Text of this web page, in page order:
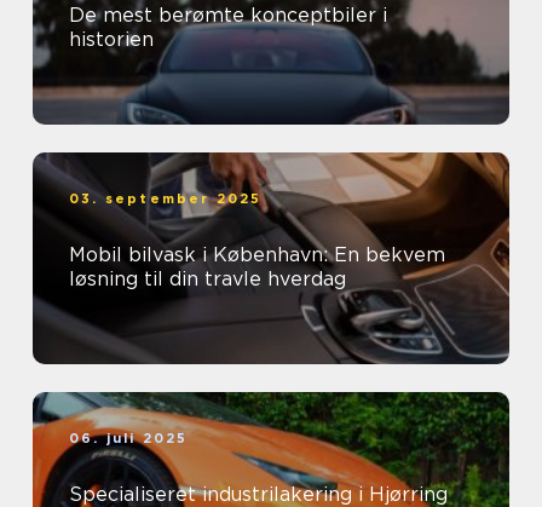
De mest berømte konceptbiler i
historien
03. september 2025
Mobil bilvask i København: En bekvem
løsning til din travle hverdag
06. juli 2025
Specialiseret industrilakering i Hjørring